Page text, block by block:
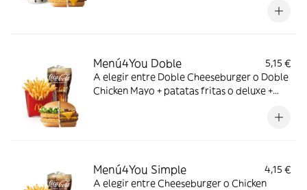
Menú4You Doble
5,15 €
A elegir entre Doble Cheeseburger o Doble
Chicken Mayo + patatas fritas o deluxe +
Menú4You Simple
4,15 €
A elegir entre Cheeseburger o Chicken